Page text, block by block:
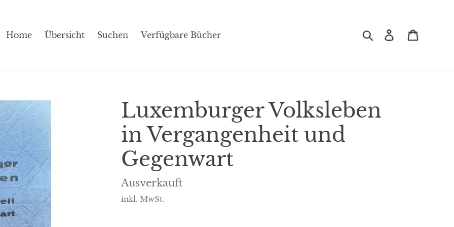
Home Übersicht Suchen Verfügbare Bücher SuchenEinloggen
Luxemburger Volksleben
in Vergangenheit und
Gegenwart
Normaler
Preis
Ausverkauft
inkl. MwSt.